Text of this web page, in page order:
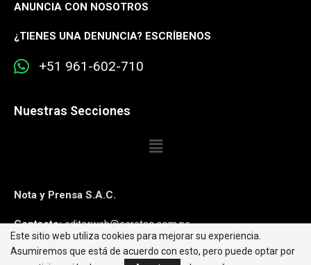
ANUNCIA CON NOSOTROS
¿TIENES UNA DENUNCIA? ESCRÍBENOS
+51 961-602-710
Nuestras Secciones
Nota y Prensa S.A.C.
Contacto:editorweb@caretas.com.pe
Síguenos:
Este sitio web utiliza cookies para mejorar su experiencia.
Asumiremos que está de acuerdo con esto, pero puede optar por